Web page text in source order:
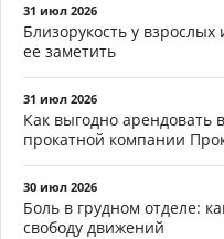
31 июл 2026
Близорукость у
ее заметить
31 июл 2026
Как выгодно арендовать
прокатной компании
30 июл 2026
Боль в грудном отделе:
свободу движений